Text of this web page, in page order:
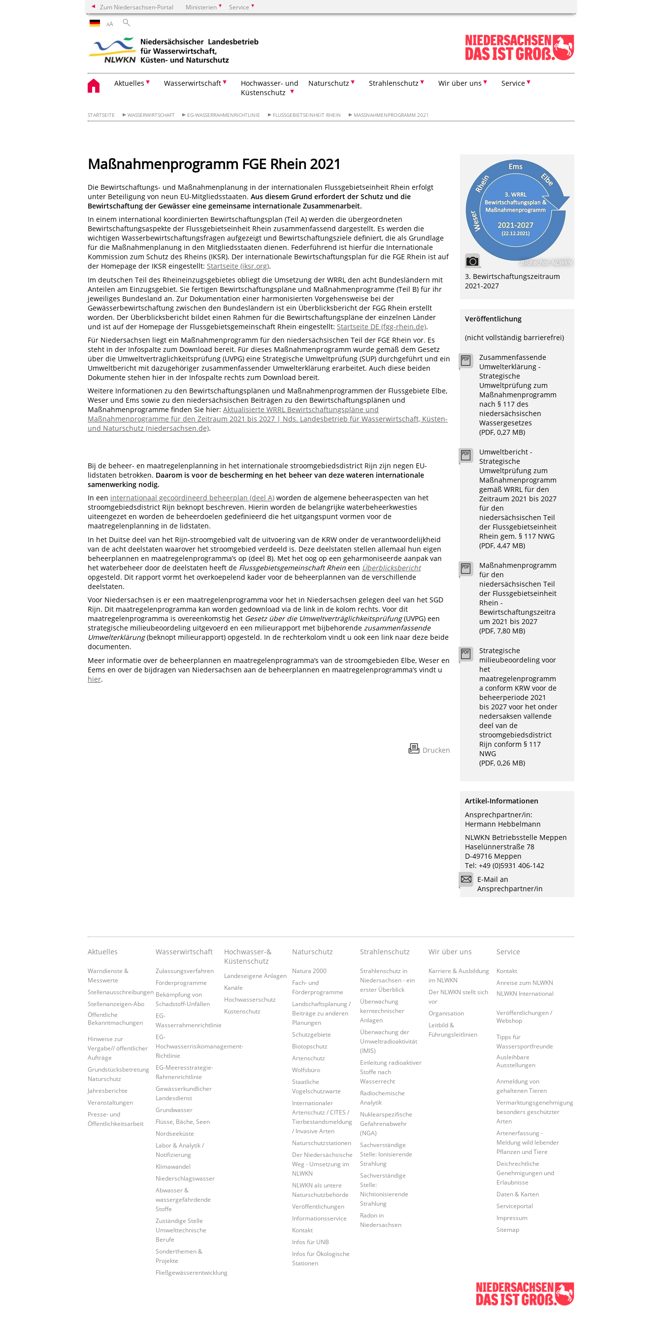
Zum Niedersachsen-Portal Ministerien Service
AA
Aktuelles Wasserwirtschaft
Hochwasser- und
Küstenschutz
Naturschutz Strahlenschutz Wir über uns Service
STARTSEITE WASSERWIRTSCHAFT EG-WASSERRAHMENRICHTLINIE FLUSSGEBIETSEINHEIT RHEIN MASSNAHMENPROGRAMM 2021
Maßnahmenprogramm FGE Rhein 2021
Die Bewirtschaftungs- und Maßnahmenplanung in der internationalen Flussgebietseinheit Rhein erfolgt
unter Beteiligung von neun EU-Mitgliedsstaaten. Aus diesem Grund erfordert der Schutz und die
Bewirtschaftung der Gewässer eine gemeinsame internationale Zusammenarbeit.
In einem international koordinierten Bewirtschaftungsplan (Teil A) werden die übergeordneten
Bewirtschaftungsaspekte der Flussgebietseinheit Rhein zusammenfassend dargestellt. Es werden die
wichtigen Wasserbewirtschaftungsfragen aufgezeigt und Bewirtschaftungsziele definiert, die als Grundlage
für die Maßnahmenplanung in den Mitgliedsstaaten dienen. Federführend ist hierfür die Internationale
Kommission zum Schutz des Rheins (IKSR). Der internationale Bewirtschaftungsplan für die FGE Rhein ist auf
der Homepage der IKSR eingestellt: Startseite (iksr.org).
Im deutschen Teil des Rheineinzugsgebietes obliegt die Umsetzung der WRRL den acht Bundesländern mit
Anteilen am Einzugsgebiet. Sie fertigen Bewirtschaftungspläne und Maßnahmenprogramme (Teil B) für ihr
jeweiliges Bundesland an. Zur Dokumentation einer harmonisierten Vorgehensweise bei der
Gewässerbewirtschaftung zwischen den Bundesländern ist ein Überblicksbericht der FGG Rhein erstellt
worden. Der Überblicksbericht bildet einen Rahmen für die Bewirtschaftungspläne der einzelnen Länder
und ist auf der Homepage der Flussgebietsgemeinschaft Rhein eingestellt: Startseite DE (fgg-rhein.de).
Für Niedersachsen liegt ein Maßnahmenprogramm für den niedersächsischen Teil der FGE Rhein vor. Es
steht in der Infospalte zum Download bereit. Für dieses Maßnahmenprogramm wurde gemäß dem Gesetz
über die Umweltverträglichkeitsprüfung (UVPG) eine Strategische Umweltprüfung (SUP) durchgeführt und ein
Umweltbericht mit dazugehöriger zusammenfassender Umwelterklärung erarbeitet. Auch diese beiden
Dokumente stehen hier in der Infospalte rechts zum Download bereit.
Weitere Informationen zu den Bewirtschaftungsplänen und Maßnahmenprogrammen der Flussgebiete Elbe,
Weser und Ems sowie zu den niedersächsischen Beiträgen zu den Bewirtschaftungsplänen und
Maßnahmenprogramme finden Sie hier: Aktualisierte WRRL Bewirtschaftungspläne und
Maßnahmenprogramme für den Zeitraum 2021 bis 2027 | Nds. Landesbetrieb für Wasserwirtschaft, Küsten-
und Naturschutz (niedersachsen.de).
Bij de beheer- en maatregelenplanning in het internationale stroomgebiedsdistrict Rijn zijn negen EU-
lidstaten betrokken. Daarom is voor de bescherming en het beheer van deze wateren internationale
samenwerking nodig.
In een internationaal gecoördineerd beheerplan (deel A) worden de algemene beheeraspecten van het
stroomgebiedsdistrict Rijn beknopt beschreven. Hierin worden de belangrijke waterbeheerkwesties
uiteengezet en worden de beheerdoelen gedefinieerd die het uitgangspunt vormen voor de
maatregelenplanning in de lidstaten.
In het Duitse deel van het Rijn-stroomgebied valt de uitvoering van de KRW onder de verantwoordelijkheid
van de acht deelstaten waarover het stroomgebied verdeeld is. Deze deelstaten stellen allemaal hun eigen
beheerplannen en maatregelenprogramma’s op (deel B). Met het oog op een geharmoniseerde aanpak van
het waterbeheer door de deelstaten heeft de Flussgebietsgemeinschaft Rhein een Überblicksbericht
opgesteld. Dit rapport vormt het overkoepelend kader voor de beheerplannen van de verschillende
deelstaten.
Voor Niedersachsen is er een maatregelenprogramma voor het in Niedersachsen gelegen deel van het SGD
Rijn. Dit maatregelenprogramma kan worden gedownload via de link in de kolom rechts. Voor dit
maatregelenprogramma is overeenkomstig het Gesetz über die Umweltverträglichkeitsprüfung(UVPG) een
strategische milieubeoordeling uitgevoerd en een milieurapport met bijbehorende zusammenfassende
Umwelterklärung(beknopt milieurapport) opgesteld. In de rechterkolom vindt u ook een link naar deze beide
documenten.
Meer informatie over de beheerplannen en maatregelenprogramma’s van de stroomgebieden Elbe, Weser en
Eems en over de bijdragen van Niedersachsen aan de beheerplannen en maatregelenprogramma’s vindt u
hier.
Drucken
Bildrechte: NLWKN
3. Bewirtschaftungszeitraum
2021-2027
Veröffentlichung
(nicht vollständig barrierefrei)
Zusammenfassende
Umwelterklärung -
Strategische
Umweltprüfung zum
Maßnahmenprogramm
nach § 117 des
niedersächsischen
Wassergesetzes
(PDF, 0,27 MB)
Umweltbericht -
Strategische
Umweltprüfung zum
Maßnahmenprogramm
gemäß WRRL für den
Zeitraum 2021 bis 2027
für den
niedersächsischen Teil
der Flussgebietseinheit
Rhein gem. § 117 NWG
(PDF, 4,47 MB)
Maßnahmenprogramm
für den
niedersächsischen Teil
der Flussgebietseinheit
Rhein -
Bewirtschaftungszeitra
um 2021 bis 2027
(PDF, 7,80 MB)
Strategische
milieubeoordeling voor
het
maatregelenprogramm
a conform KRW voor de
beheerperiode 2021
bis 2027 voor het onder
nedersaksen vallende
deel van de
stroomgebiedsdistrict
Rijn conform § 117
NWG
(PDF, 0,26 MB)
Artikel-Informationen
Ansprechpartner/in:
Hermann Hebbelmann
NLWKN Betriebsstelle Meppen
Haselünnerstraße 78
D-49716 Meppen
Tel: +49 (0)5931 406-142
E-Mail an
Ansprechpartner/in
Aktuelles
Warndienste &
Messwerte
Stellenausschreibungen
Stellenanzeigen-Abo
Öffentliche
Bekanntmachungen
Hinweise zur
Vergabe// öffentlicher
Aufträge
Grundstücksbetretung
Naturschutz
Jahresberichte
Veranstaltungen
Presse- und
Öffentlichkeitsarbeit
Wasserwirtschaft
Zulassungsverfahren
Förderprogramme
Bekämpfung von
Schadstoff-Unfällen
EG-
Wasserrahmenrichtlinie
EG-
Hochwasserrisikomanagement-
Richtlinie
EG-Meeresstrategie-
Rahmenrichtlinie
Gewässerkundlicher
Landesdienst
Grundwasser
Flüsse, Bäche, Seen
Nordseeküste
Labor & Analytik /
Notifizierung
Klimawandel
Niederschlagswasser
Abwasser &
wassergefährdende
Stoffe
Zuständige Stelle
Umwelttechnische
Berufe
Sonderthemen &
Projekte
Fließgewässerentwicklung
Hochwasser-&
Küstenschutz
Landeseigene Anlagen
Kanäle
Hochwasserschutz
Küstenschutz
Naturschutz
Natura 2000
Fach- und
Förderprogramme
Landschaftsplanung /
Beiträge zu anderen
Planungen
Schutzgebiete
Biotopschutz
Artenschutz
Wolfsbüro
Staatliche
Vogelschutzwarte
Internationaler
Artenschutz / CITES /
Tierbestandsmeldung
/ Invasive Arten
Naturschutzstationen
Der Niedersächsische
Weg - Umsetzung im
NLWKN
NLWKN als untere
Naturschutzbehörde
Veröffentlichungen
Informationsservice
Kontakt
Infos für UNB
Infos für Ökologische
Stationen
Strahlenschutz
Strahlenschutz in
Niedersachsen - ein
erster Überblick
Überwachung
kerntechnischer
Anlagen
Überwachung der
Umweltradioaktivität
(IMIS)
Einleitung radioaktiver
Stoffe nach
Wasserrecht
Radiochemische
Analytik
Nuklearspezifische
Gefahrenabwehr
(NGA)
Sachverständige
Stelle: Ionisierende
Strahlung
Sachverständige
Stelle:
Nichtionisierende
Strahlung
Radon in
Niedersachsen
Wir über uns
Karriere & Ausbildung
im NLWKN
Der NLWKN stellt sich
vor
Organisation
Leitbild &
Führungsleitlinien
Service
Kontakt
Anreise zum NLWKN
NLWKN International
Veröffentlichungen /
Webshop
Tipps für
Wassersportfreunde
Ausleihbare
Ausstellungen
Anmeldung von
gehaltenen Tieren
Vermarktungsgenehmigung
besonders geschützter
Arten
Artenerfassung -
Meldung wild lebender
Pflanzen und Tiere
Deichrechtliche
Genehmigungen und
Erlaubnisse
Daten & Karten
Serviceportal
Impressum
Sitemap